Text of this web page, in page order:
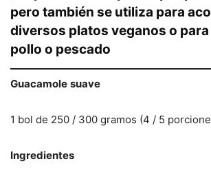
pero también se utiliza para
diversos platos veganos o
pollo o pescado
Guacamole suave
1 bol de 250 / 300 gramos (4 / 5
Ingredientes